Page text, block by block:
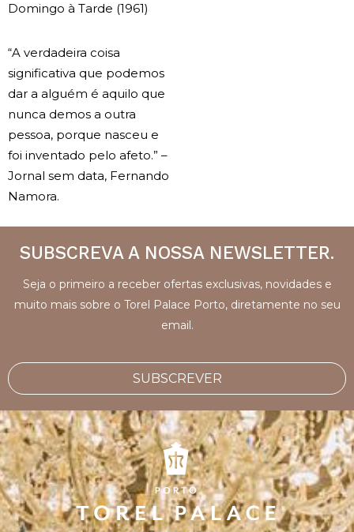
Domingo à Tarde (1961)
“A verdadeira coisa
significativa que podemos
dar a alguém é aquilo que
nunca demos a outra
pessoa, porque nasceu e
foi inventado pelo afeto.” –
Jornal sem data, Fernando
Namora.
SUBSCREVA A NOSSA NEWSLETTER.
Seja o primeiro a receber ofertas exclusivas, novidades e
muito mais sobre o Torel Palace Porto, diretamente no seu
email.
SUBSCREVER